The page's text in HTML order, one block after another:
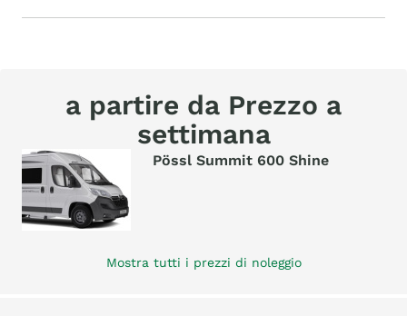
a partire da Prezzo a
settimana
Pössl Summit 600 Shine
Mostra tutti i prezzi di noleggio